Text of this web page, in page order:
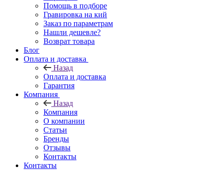
Помощь в подборе
Гравировка на кий
Заказ по параметрам
Нашли дешевле?
Возврат товара
Блог
Оплата и доставка
Назад
Оплата и доставка
Гарантия
Компания
Назад
Компания
О компании
Статьи
Бренды
Отзывы
Контакты
Контакты